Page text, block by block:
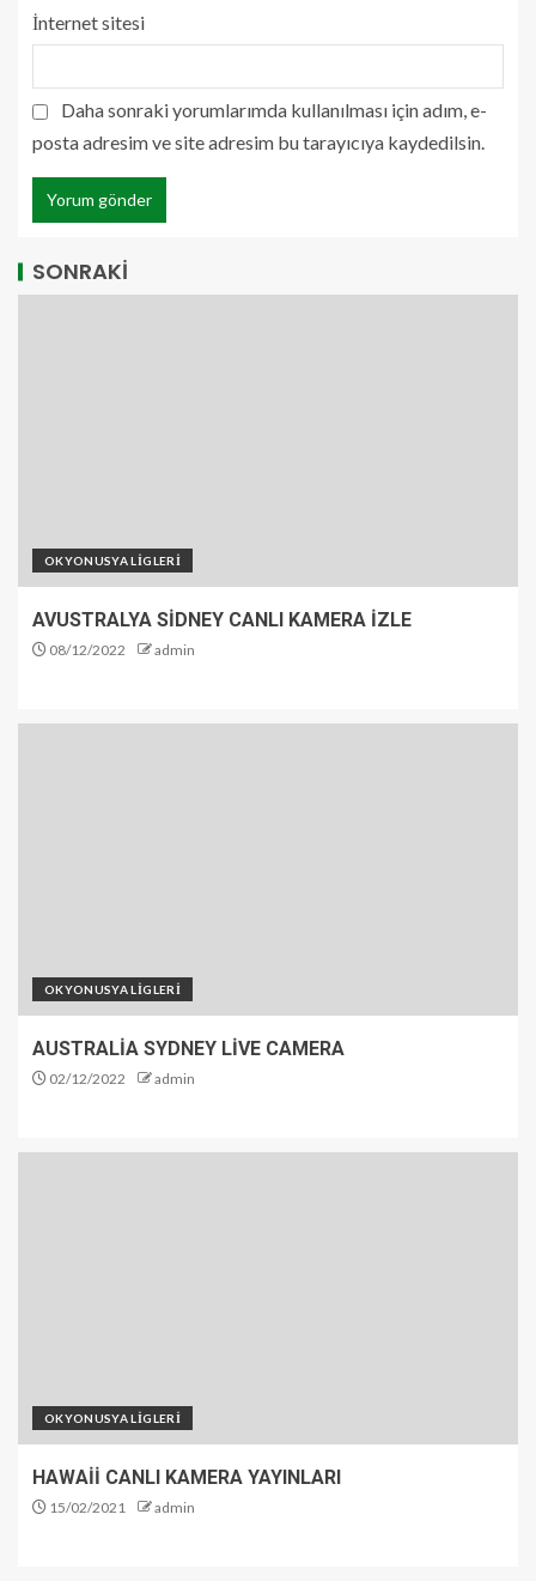
İnternet sitesi
Daha sonraki yorumlarımda kullanılması için adım, e-
posta adresim ve site adresim bu tarayıcıya kaydedilsin.
SONRAKİ
OKYONUSYA LİGLERİ
AVUSTRALYA SİDNEY CANLI KAMERA İZLE
08/12/2022 admin
OKYONUSYA LİGLERİ
AUSTRALİA SYDNEY LİVE CAMERA
02/12/2022 admin
OKYONUSYA LİGLERİ
HAWAİİ CANLI KAMERA YAYINLARI
15/02/2021 admin